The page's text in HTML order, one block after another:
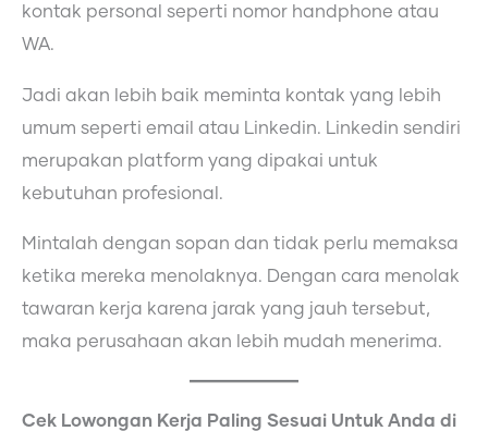
kontak personal seperti nomor handphone atau
WA.
Jadi akan lebih baik meminta kontak yang lebih
umum seperti email atau Linkedin. Linkedin sendiri
merupakan platform yang dipakai untuk
kebutuhan profesional.
Mintalah dengan sopan dan tidak perlu memaksa
ketika mereka menolaknya. Dengan cara menolak
tawaran kerja karena jarak yang jauh tersebut,
maka perusahaan akan lebih mudah menerima.
Cek Lowongan Kerja Paling Sesuai Untuk Anda di